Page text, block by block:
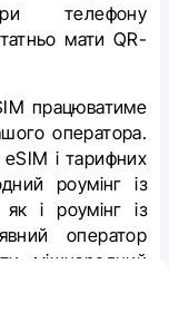
телефону
мати QR-
працюватиме
оператора.
і тарифних
роумінг із
і роумінг із
оператор
міжнародний